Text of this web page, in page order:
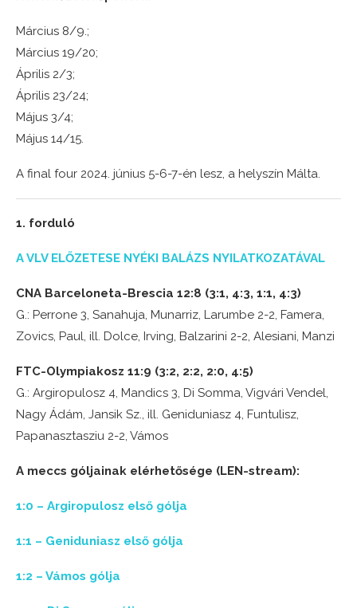
Március 8/9.;
Március 19/20;
Április 2/3;
Április 23/24;
Május 3/4;
Május 14/15.
A final four 2024. június 5-6-7-én lesz, a helyszín Málta.
1. forduló
A VLV ELŐZETESE NYÉKI BALÁZS NYILATKOZATÁVAL
CNA Barceloneta-Brescia 12:8 (3:1, 4:3, 1:1, 4:3)
G.: Perrone 3, Sanahuja, Munarriz, Larumbe 2-2, Famera,
Zovics, Paul, ill. Dolce, Irving, Balzarini 2-2, Alesiani, Manzi
FTC-Olympiakosz 11:9 (3:2, 2:2, 2:0, 4:5)
G.: Argiropulosz 4, Mandics 3, Di Somma, Vigvári Vendel,
Nagy Ádám, Jansik Sz., ill. Geniduniasz 4, Funtulisz,
Papanasztasziu 2-2, Vámos
A meccs góljainak elérhetősége (LEN-stream):
1:0 – Argiropulosz első gólja
1:1 – Geniduniasz első gólja
1:2 – Vámos gólja